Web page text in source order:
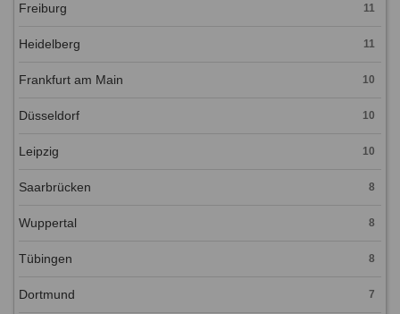
Freiburg 11
Heidelberg 11
Frankfurt am Main 10
Düsseldorf 10
Leipzig 10
Saarbrücken 8
Wuppertal 8
Tübingen 8
Dortmund 7